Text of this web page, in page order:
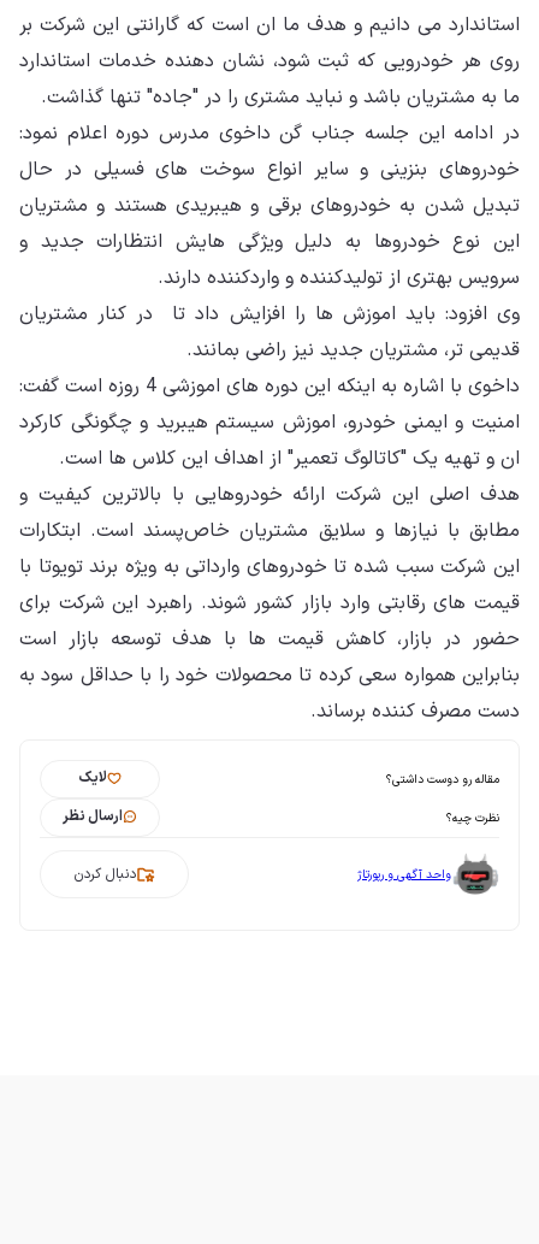
استاندارد می دانیم و هدف ما ان است که گارانتی این شرکت بر
روی هر خودرویی که ثبت شود، نشان دهنده خدمات استاندارد
ما به مشتریان باشد و نباید مشتری را در "جاده" تنها گذاشت.
در ادامه این جلسه جناب گن داخوی مدرس دوره اعلام نمود:
خودروهای بنزینی و سایر انواع سوخت های فسیلی در حال
تبدیل شدن به خودروهای برقی و هیبریدی هستند و مشتریان
این نوع خودروها به دلیل ویژگی هایش انتظارات جدید و
سرویس بهتری از تولیدکننده و واردکننده دارند.
وی افزود: باید اموزش ها را افزایش داد تا در کنار مشتریان
قدیمی تر، مشتریان جدید نیز راضی بمانند.
داخوی با اشاره به اینکه این دوره های اموزشی 4 روزه است گفت:
امنیت و ایمنی خودرو، اموزش سیستم هیبرید و چگونگی کارکرد
ان و تهیه یک "کاتالوگ تعمیر" از اهداف این کلاس ها است.
هدف اصلی این شرکت ارائه خودروهایی با بالاترین کیفیت و
مطابق با نیازها و سلایق مشتریان خاص‌پسند است. ابتکارات
این شرکت سبب شده تا خودروهای وارداتی به ویژه برند تویوتا با
قیمت های رقابتی وارد بازار کشور شوند. راهبرد این شرکت برای
حضور در بازار، کاهش قیمت ها با هدف توسعه بازار است
بنابراین همواره سعی کرده تا محصولات خود را با حداقل سود به
دست مصرف کننده برساند.
مقاله رو دوست داشتی؟ لایک
نظرت چیه؟ ارسال نظر
واحد آگهی و رپورتاژ دنبال کردن